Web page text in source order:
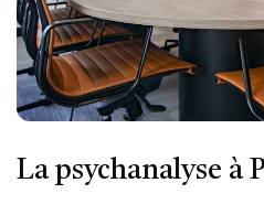
La psychanalyse à